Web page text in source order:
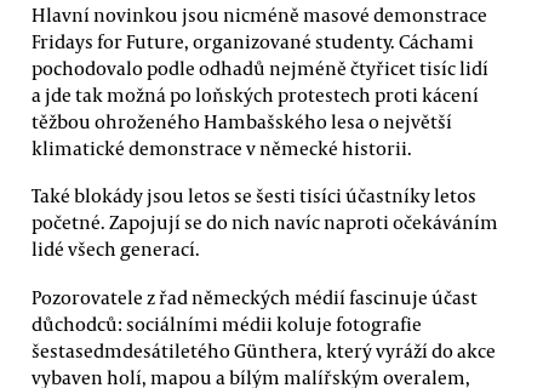
Hlavní novinkou jsou nicméně masové demonstrace
Fridays for Future, organizované studenty. Cáchami
pochodovalo podle odhadů nejméně čtyřicet tisíc lidí
a jde tak možná po loňských protestech proti kácení
těžbou ohroženého Hambašského lesa o největší
klimatické demonstrace v německé historii.
Také blokády jsou letos se šesti tisíci účastníky letos
početné. Zapojují se do nich navíc naproti očekáváním
lidé všech generací.
Pozorovatele z řad německých médií fascinuje účast
důchodců: sociálními médii koluje fotografie
šestasedmdesátiletého Günthera, který vyráží do akce
vybaven holí, mapou a bílým malířským overalem,